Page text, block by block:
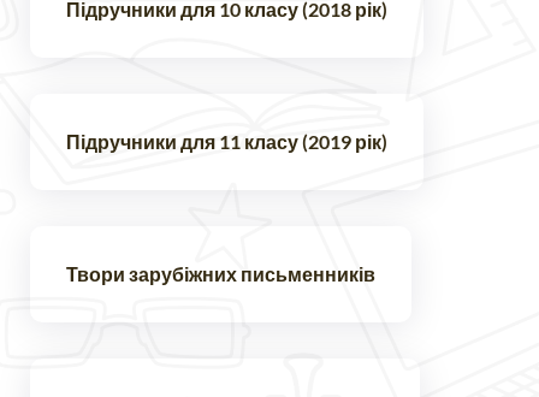
Підручники для 10 класу (2018 рік)
Підручники для 11 класу (2019 рік)
Твори зарубіжних письменників